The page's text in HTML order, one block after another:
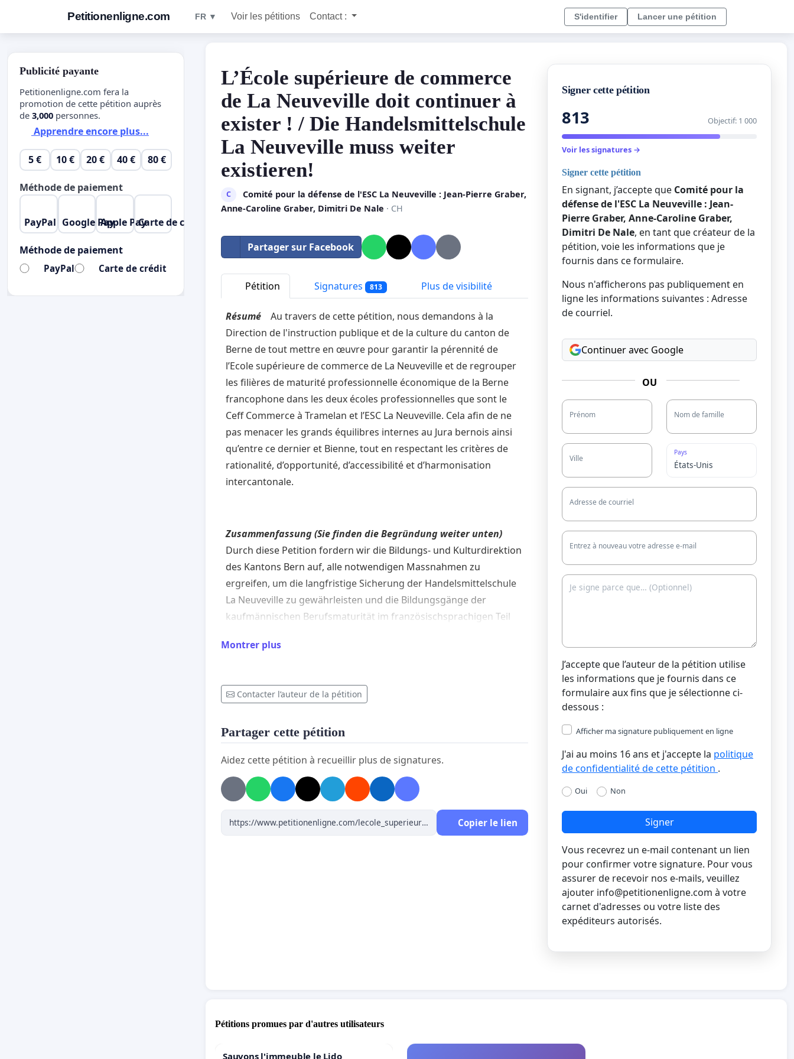
Petitionenligne.com FR ▼ Voir les pétitions Contact : S'identifier Lancer une pétition
L’École supérieure de commerce
de La Neuveville doit continuer à
exister ! / Die Handelsmittelschule
La Neuveville muss weiter
existieren!
C
Comité pour la défense de l'ESC La Neuveville : Jean-Pierre Graber,
Anne-Caroline Graber, Dimitri De Nale · CH
Partager sur Facebook
Pétition Signatures 813 Plus de visibilité
Résumé
Au travers de cette pétition, nous demandons à la
Direction de l'instruction publique et de la culture du canton de
Berne de tout mettre en œuvre pour garantir la pérennité de
l’Ecole supérieure de commerce de La Neuveville et de regrouper
les filières de maturité professionnelle économique de la Berne
francophone dans les deux écoles professionnelles que sont le
Ceff Commerce à Tramelan et l’ESC La Neuveville. Cela afin de ne
pas menacer les grands équilibres internes au Jura bernois ainsi
qu’entre ce dernier et Bienne, tout en respectant les critères de
rationalité, d’opportunité, d’accessibilité et d’harmonisation
intercantonale.
Zusammenfassung (Sie finden die Begründung weiter unten)
Durch diese Petition fordern wir die Bildungs- und Kulturdirektion
des Kantons Bern auf, alle notwendigen Massnahmen zu
ergreifen, um die langfristige Sicherung der Handelsmittelschule
La Neuveville zu gewährleisten und die Bildungsgänge der
kaufmännischen Berufsmaturität im französischsprachigen Teil
Commerce in Tramelan und der HMS La Neuveville, zu bündeln.
sowie zwischen diesem und Biel nicht zu gefährden und
gleichzeitig die Kriterien der Rationalität, Zweckmässigkeit,
respektieren.
DéveloppementA la suite du rattachement de Moutier au canton
du Jura, les unités administratives cantonales bernoises
décentralisées sises à Moutier et certaines institutions de
formation du degré secondaire II ont dû être redéployées sur le
Montrer plus
Contacter l’auteur de la pétition
Partager cette pétition
Aidez cette pétition à recueillir plus de signatures.
Copier le lien
Signer cette pétition
813 Objectif: 1 000
Voir les signatures →
Signer cette pétition
En signant, j’accepte que Comité pour la
défense de l'ESC La Neuveville : Jean-
Pierre Graber, Anne-Caroline Graber,
Dimitri De Nale, en tant que créateur de la
pétition, voie les informations que je
fournis dans ce formulaire.
Nous n'afficherons pas publiquement en
ligne les informations suivantes : Adresse
de courriel.
Continuer avec Google
OU
Prénom Nom de famille
Ville
Pays
Adresse de courriel
Entrez à nouveau votre adresse e-mail
J’accepte que l’auteur de la pétition utilise
les informations que je fournis dans ce
formulaire aux fins que je sélectionne ci-
dessous :
Afficher ma signature publiquement en ligne
J'ai au moins 16 ans et j'accepte la politique
de confidentialité de cette pétition .
Oui Non
Signer
Vous recevrez un e-mail contenant un lien
pour confirmer votre signature. Pour vous
assurer de recevoir nos e-mails, veuillez
ajouter info@petitionenligne.com à votre
carnet d'adresses ou votre liste des
expéditeurs autorisés.
Pétitions promues par d'autres utilisateurs
Sauvons l'immeuble le Lido
Publicité payante
Petitionenligne.com fera la
promotion de cette pétition auprès
de 3,000 personnes.
Apprendre encore plus...
5 € 10 € 20 € 40 € 80 €
Méthode de paiement
PayPal Google PayApple PayCarte de crédit
Méthode de paiement
PayPal Carte de crédit